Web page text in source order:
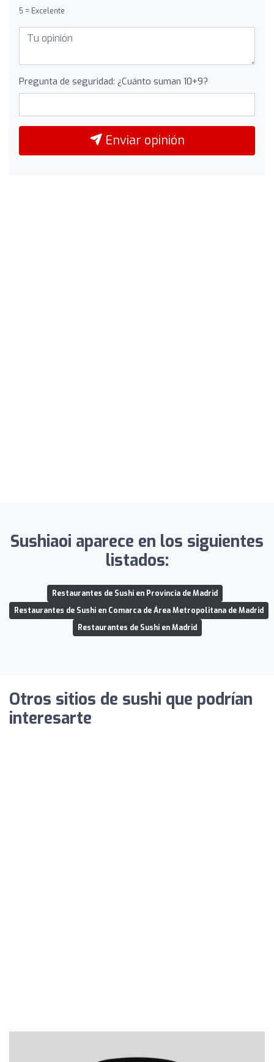
5 = Excelente
Pregunta de seguridad: ¿Cuánto suman 10+9?
Enviar opinión
Sushiaoi aparece en los siguientes
listados:
Restaurantes de Sushi en Provincia de Madrid
Restaurantes de Sushi en Comarca de Área Metropolitana de Madrid
Restaurantes de Sushi en Madrid
Otros sitios de sushi que podrían
interesarte